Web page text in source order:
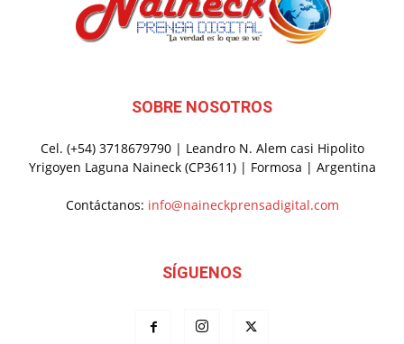
SOBRE NOSOTROS
Cel. (+54) 3718679790 | Leandro N. Alem casi Hipolito
Yrigoyen Laguna Naineck (CP3611) | Formosa | Argentina
Contáctanos: info@naineckprensadigital.com
SÍGUENOS